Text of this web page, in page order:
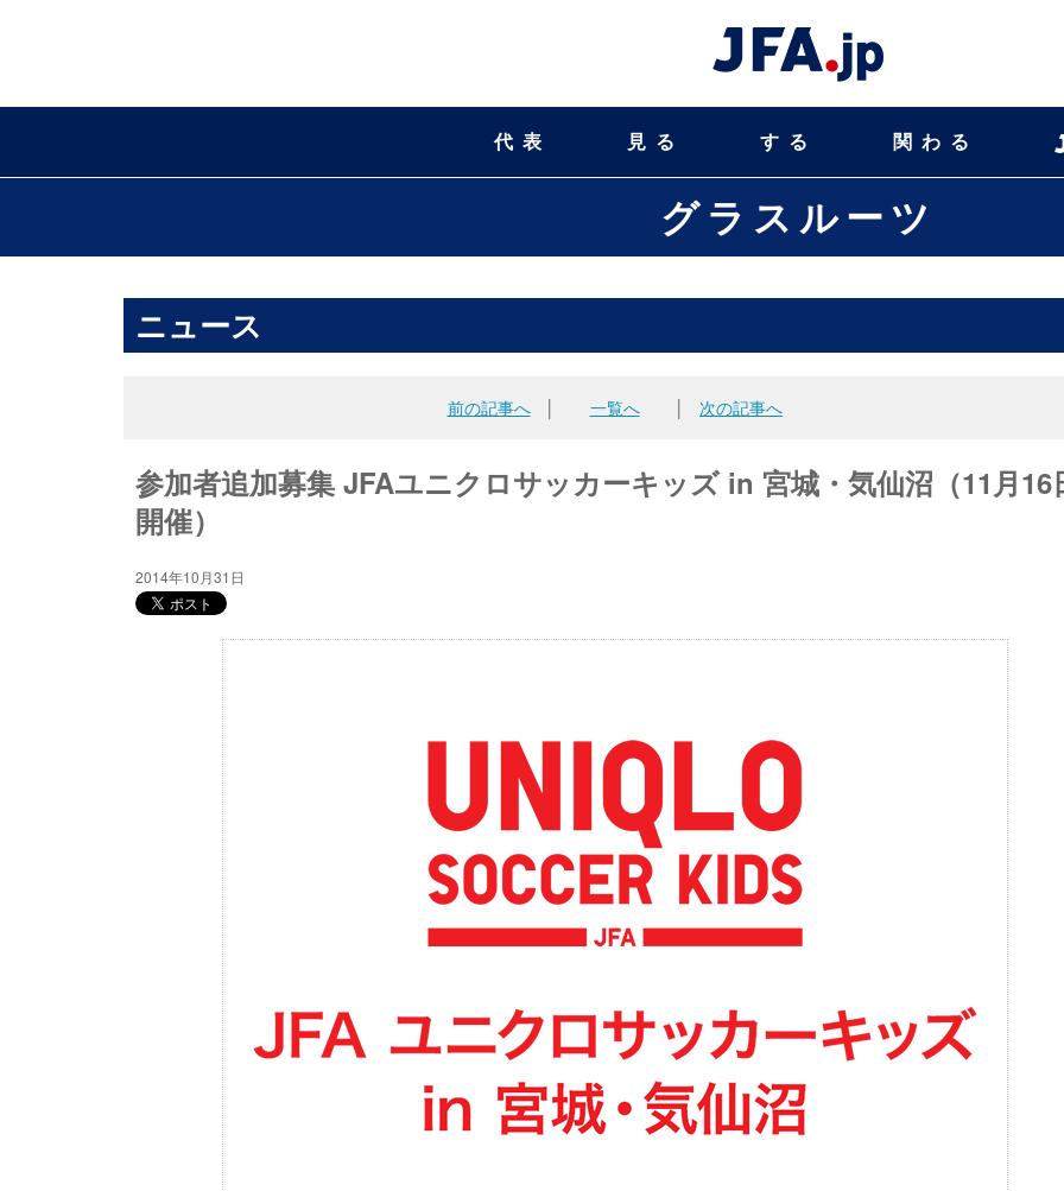
代表 見る する 関わる
グラスルーツ
ニュース
前の記事へ│ 一覧へ 次の記事へ
参加者追加募集 JFAユニクロサッカーキッズ in 宮城・気仙沼（11月16
開催）
2014年10月31日